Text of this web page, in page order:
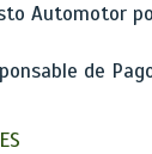
Automotor
de